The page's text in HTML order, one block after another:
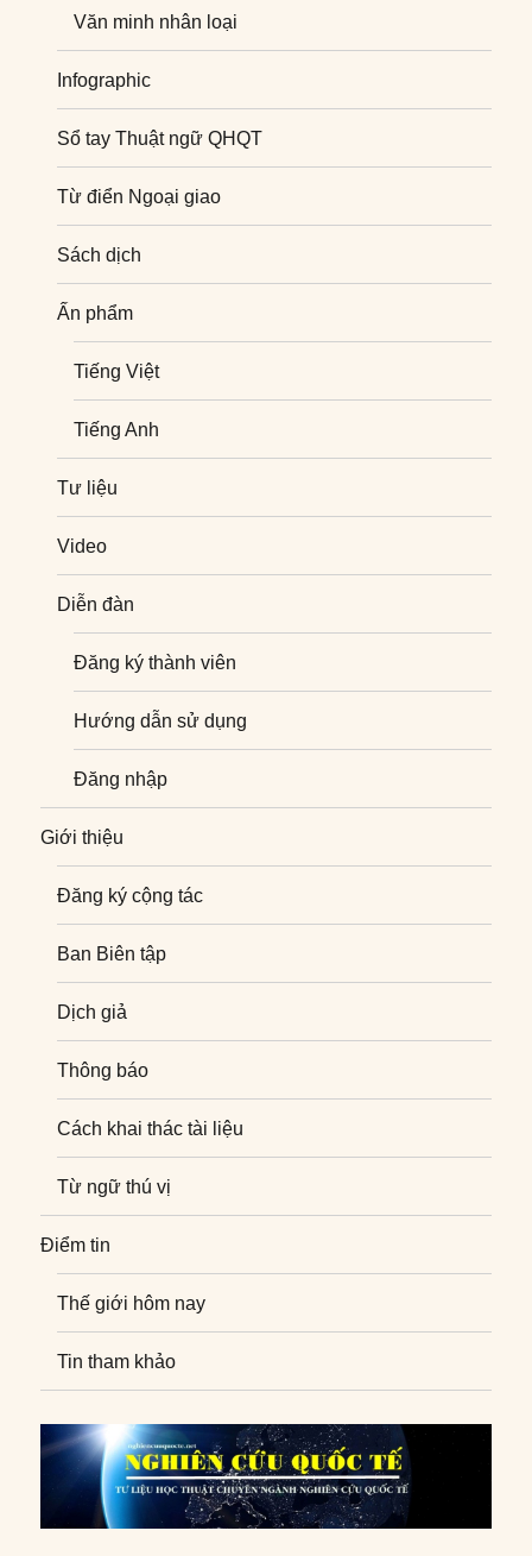
Văn minh nhân loại
Infographic
Sổ tay Thuật ngữ QHQT
Từ điển Ngoại giao
Sách dịch
Ấn phẩm
Tiếng Việt
Tiếng Anh
Tư liệu
Video
Diễn đàn
Đăng ký thành viên
Hướng dẫn sử dụng
Đăng nhập
Giới thiệu
Đăng ký cộng tác
Ban Biên tập
Dịch giả
Thông báo
Cách khai thác tài liệu
Từ ngữ thú vị
Điểm tin
Thế giới hôm nay
Tin tham khảo